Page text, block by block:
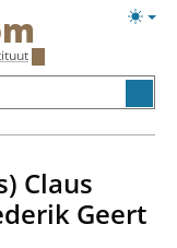
Claus
Geert